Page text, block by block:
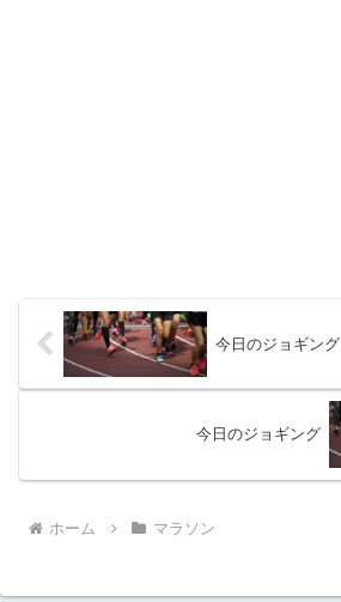
今日のジョギング
今日のジョギング
ホーム マラソン